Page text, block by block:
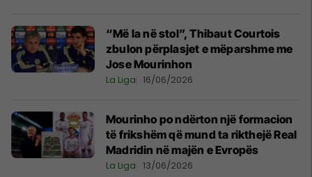
“Më la në stol”, Thibaut Courtois
zbulon përplasjet e mëparshme me
Jose Mourinhon
La Liga 16/06/2026
Mourinho po ndërton një formacion
të frikshëm që mund ta rikthejë Real
Madridin në majën e Evropës
La Liga 13/06/2026